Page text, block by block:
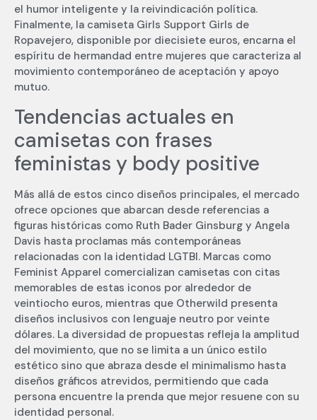
el humor inteligente y la reivindicación política.
Finalmente, la camiseta Girls Support Girls de
Ropavejero, disponible por diecisiete euros, encarna el
espíritu de hermandad entre mujeres que caracteriza al
movimiento contemporáneo de aceptación y apoyo
mutuo.
Tendencias actuales en
camisetas con frases
feministas y body positive
Más allá de estos cinco diseños principales, el mercado
ofrece opciones que abarcan desde referencias a
figuras históricas como Ruth Bader Ginsburg y Angela
Davis hasta proclamas más contemporáneas
relacionadas con la identidad LGTBI. Marcas como
Feminist Apparel comercializan camisetas con citas
memorables de estas iconos por alrededor de
veintiocho euros, mientras que Otherwild presenta
diseños inclusivos con lenguaje neutro por veinte
dólares. La diversidad de propuestas refleja la amplitud
del movimiento, que no se limita a un único estilo
estético sino que abraza desde el minimalismo hasta
diseños gráficos atrevidos, permitiendo que cada
persona encuentre la prenda que mejor resuene con su
identidad personal.